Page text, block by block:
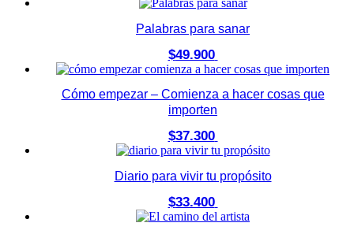
Palabras para sanar
$49.900
Cómo empezar – Comienza a hacer cosas que
importen
$37.300
Diario para vivir tu propósito
$33.400